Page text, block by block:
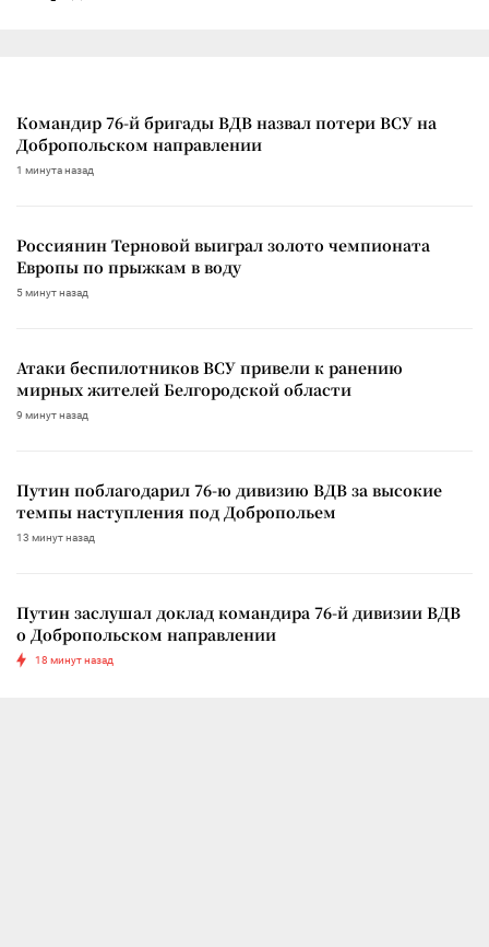
Командир 76-й бригады ВДВ назвал потери ВСУ на
Добропольском направлении
1 минута назад
Россиянин Терновой выиграл золото чемпионата
Европы по прыжкам в воду
5 минут назад
Атаки беспилотников ВСУ привели к ранению
мирных жителей Белгородской области
9 минут назад
Путин поблагодарил 76-ю дивизию ВДВ за высокие
темпы наступления под Добропольем
13 минут назад
Путин заслушал доклад командира 76-й дивизии ВДВ
о Добропольском направлении
18 минут назад